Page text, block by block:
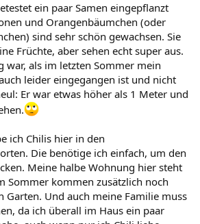
ein paar Samen eingepflanzt
und Orangenbäumchen (oder
sind sehr schön gewachsen. Sie
Früchte, aber sehen echt super aus.
war, als im letzten Sommer mein
leider eingegangen ist und nicht
Er war etwas höher als 1 Meter und
ich Chilis hier in den
Die benötige ich einfach, um den
Meine halbe Wohnung hier steht
Sommer kommen zusätzlich noch
Garten. Und auch meine Familie muss
da ich überall im Haus ein paar